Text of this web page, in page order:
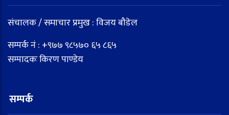
संचालक / समाचार प्रमुख : विजय बौडेल
सम्पर्क नं : +९७७ ९८५७० ६५ ८६५
सम्पादकः किरण पाण्डेय
सम्पर्क